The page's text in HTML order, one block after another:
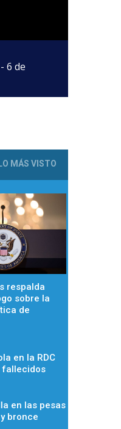
6 de
LO MÁS VISTO
respalda
sobre la
de
en la RDC
fallecidos
en las pesas
bronce